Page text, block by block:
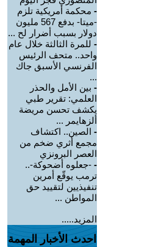
- محكمة أمريكية تلزم
-ميتا- بدفع 567 مليون
دولار بسبب أضرار لح ...
- للمرة الثالثة خلال عام
واحد.. متحف الرئيس
الفرنسي الأسبق جاك
...
- بين الأمل والحذر
العلمي: تقرير طبي
يكشف تحسن مريضة
ألزهايمر ...
- الصين.. اكتشاف
مجمع أثري ضخم من
العصر البرونزي
- -جعلوه أضحوكة-..
ترمب يوقّع أمرين
تنفيذيين لتقييد حق
المواطن ...
المزيد.....
احدث الأخبار المهمة